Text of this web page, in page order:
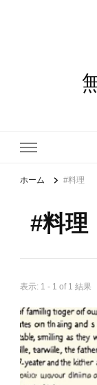
ホーム #料理
#料理
表示: 1 - 1 of 1 結果